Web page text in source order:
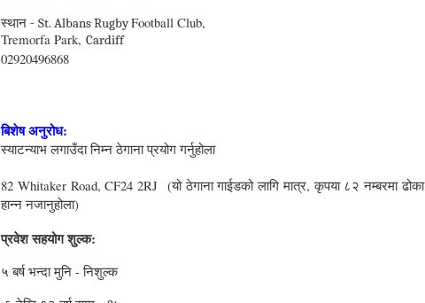
स्थान - St. Albans RugbyFootball Club,
Tremorfa Park, Cardiff
02920496868
बिशेष अनुरोध:
स्याटन्याभ लगाउँदा निम्न ठेगाना प्रयोग गर्नुहोला
82 Whitaker Road, CF24 2RJ (यो ठेगाना गाईडको लागि मात्र, कृपया ८२ नम्बरमा ढोका
हान्न नजानुहोला)
प्रवेश सहयोग शुल्क:
५ बर्ष भन्दा मुनि - निशुल्क